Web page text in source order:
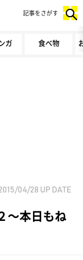
ガ 食べ物
記事をさがす
04/28 UP DATE
～本日もね